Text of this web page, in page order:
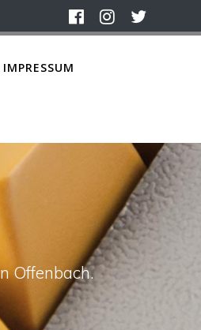
IMPRESSUM
Offenbach.